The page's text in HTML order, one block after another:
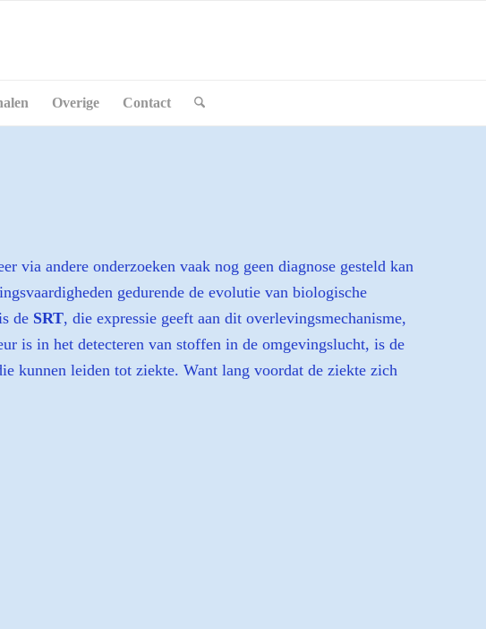
Overige Contact
via andere onderzoeken vaak nog geen diagnose gesteld kan
gedurende de evolutie van biologische
de SRT, die expressie geeft aan dit overlevingsmechanisme,
is in het detecteren van stoffen in de omgevingslucht, is de
kunnen leiden tot ziekte. Want lang voordat de ziekte zich